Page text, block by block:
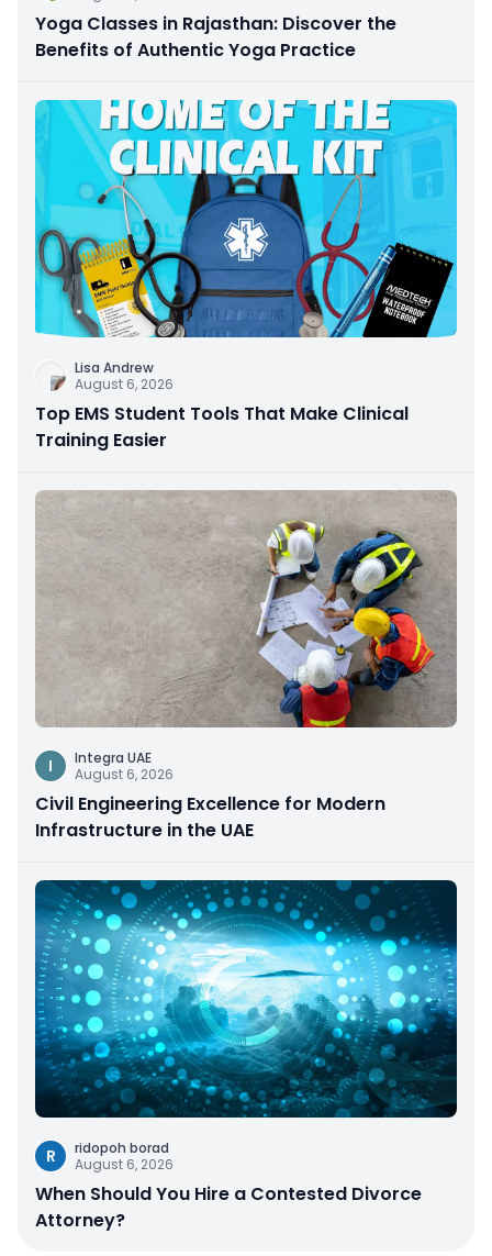
Yoga Classes in Rajasthan: Discover the
Benefits of Authentic Yoga Practice
Lisa Andrew
August 6, 2026
Top EMS Student Tools That Make Clinical
Training Easier
I
Integra UAE
August 6, 2026
Civil Engineering Excellence for Modern
Infrastructure in the UAE
R
ridopoh borad
August 6, 2026
When Should You Hire a Contested Divorce
Attorney?